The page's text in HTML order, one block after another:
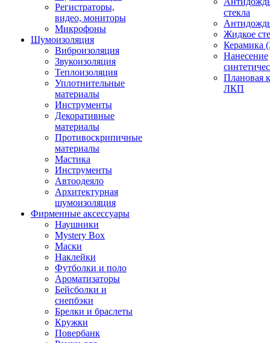
Регистраторы,
видео, мониторы
Микрофоны
Шумоизоляция
Виброизоляция
Звукоизоляция
Теплоизоляция
Уплотнительные
материалы
Инструменты
Декоративные
материалы
Противоскрипичные
материалы
Мастика
Инструменты
Автоодеяло
Архитектурная
шумоизоляция
Фирменные аксессуары
Наушники
Mystery Box
Маски
Наклейки
Футболки и поло
Ароматизаторы
Бейсболки и
снепбэки
Брелки и браслеты
Кружки
Повербанк
стекла
Жидкое
Керамика
Нанесение
Плановая
ЛКП